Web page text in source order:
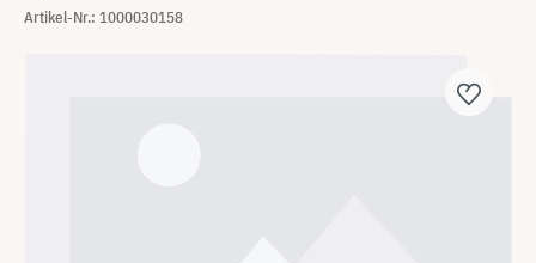
Artikel-Nr.: 1000030158